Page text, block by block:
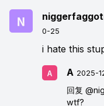
0-25
i hate this
A 2025-
回复
wtf?